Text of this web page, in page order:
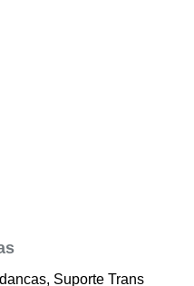
Suporte Trans